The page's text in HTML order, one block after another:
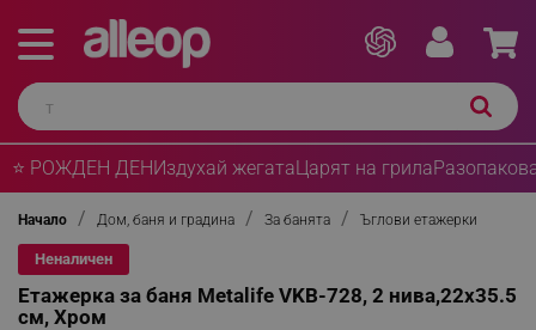
⭐ РОЖДЕН ДЕНИздухай жегатаЦарят на грила
Начало Дом, баня и градина За банята Ъглови етажерки
Неналичен
Етажерка за баня Metalife VKB-728, 2 нива,22x35.5
см, Хром